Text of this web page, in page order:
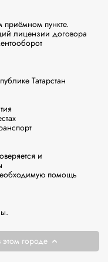
пункте.
лицензии договора
Татарстан
и
помощь
городе